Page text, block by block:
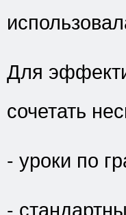
Для
сочетать
- уроки по
-